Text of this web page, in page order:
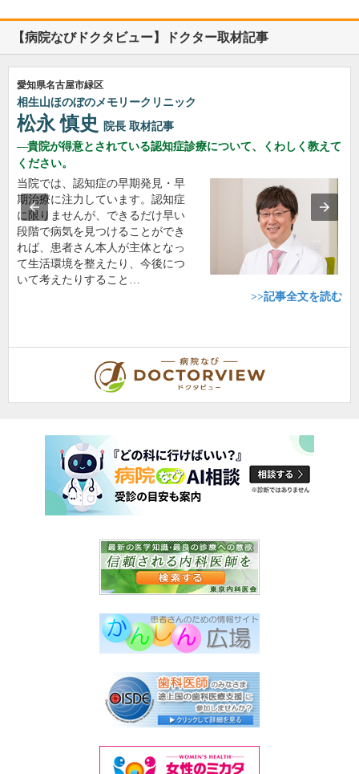
【病院なびドクタビュー】ドクター取材記事
愛知県名古屋市緑区
相生山ほのぼのメモリークリニック
松永 慎史 院長 取材記事
貴院が得意とされている認知症診療について、くわしく教えて
ください。
当院では、認知症の早期発見・早
期治療に注力しています。認知症
に限りませんが、できるだけ早い
段階で病気を見つけることができ
れば、患者さん本人が主体となっ
て生活環境を整えたり、今後につ
いて考えたりすること…
>>記事全文を読む